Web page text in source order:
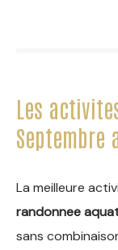
Les
Septembre
La meilleure
randonnee
sans